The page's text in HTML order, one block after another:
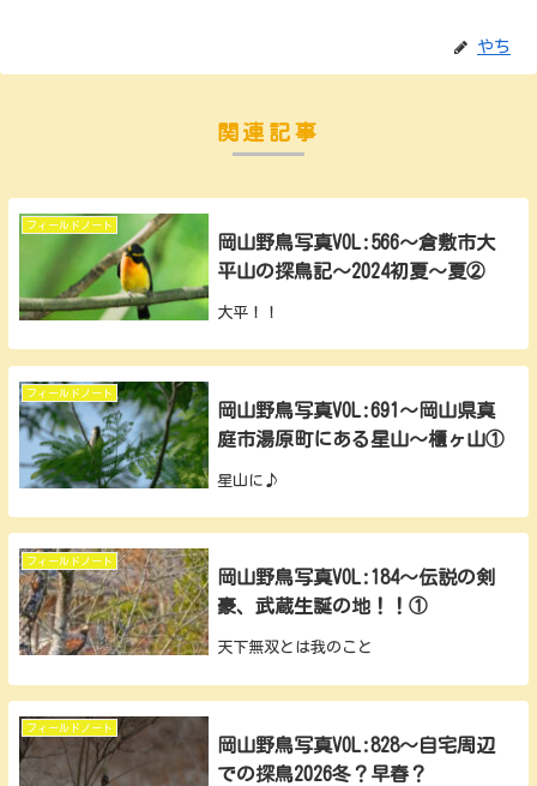
やち
関連記事
フィールドノート
岡山野鳥写真VOL:566～倉敷市大
平山の探鳥記～2024初夏～夏②
大平！！
フィールドノート
岡山野鳥写真VOL:691～岡山県真
庭市湯原町にある星山～櫃ヶ山①
星山に♪
フィールドノート
岡山野鳥写真VOL:184～伝説の剣
豪、武蔵生誕の地！！①
天下無双とは我のこと
フィールドノート
岡山野鳥写真VOL:828～自宅周辺
での探鳥2026冬？早春？